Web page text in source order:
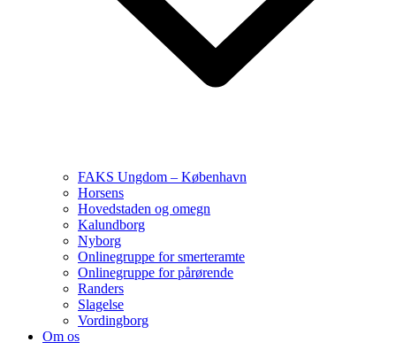
FAKS Ungdom – København
Horsens
Hovedstaden og omegn
Kalundborg
Nyborg
Onlinegruppe for smerteramte
Onlinegruppe for pårørende
Randers
Slagelse
Vordingborg
Om os